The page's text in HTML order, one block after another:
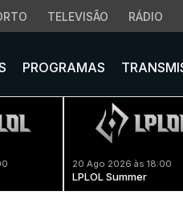
TELEVISÃO RÁDIO
PROGRAMAS
20 Ago 2026 às 18:00
LPLOL Summer